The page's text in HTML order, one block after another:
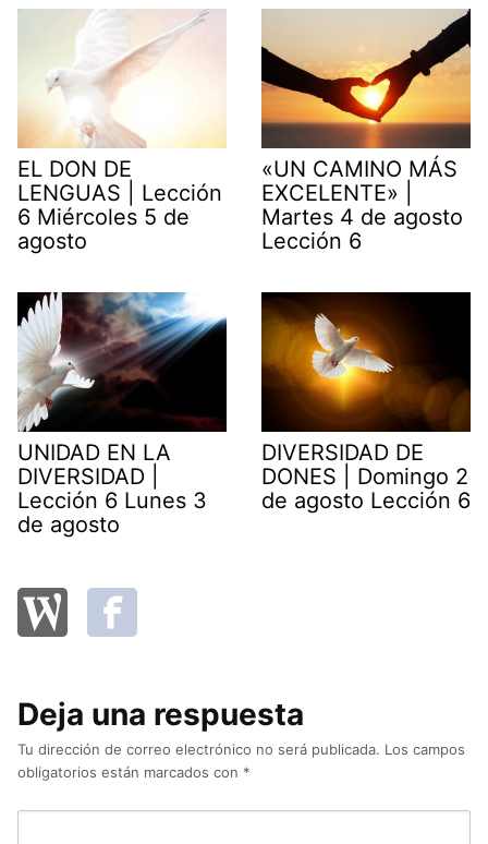
EL DON DE
LENGUAS | Lección
6 Miércoles 5 de
agosto
«UN CAMINO MÁS
EXCELENTE» |
Martes 4 de agosto
Lección 6
UNIDAD EN LA
DIVERSIDAD |
Lección 6 Lunes 3
de agosto
DIVERSIDAD DE
DONES | Domingo 2
de agosto Lección 6
Deja una respuesta
Tu dirección de correo electrónico no será publicada. Los campos
obligatorios están marcados con *